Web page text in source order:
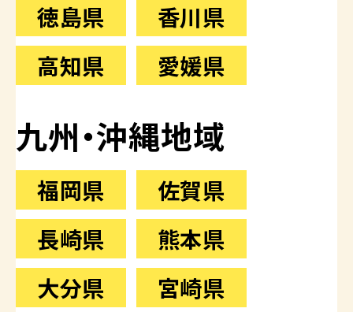
徳島県
香川県
高知県
愛媛県
九州・沖縄地域
福岡県
佐賀県
長崎県
熊本県
大分県
宮崎県